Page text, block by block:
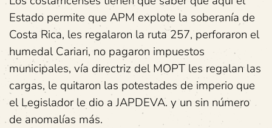
Estado permite que APM explote la soberanía de
Costa Rica, les regalaron la ruta 257, perforaron el
humedal Cariari, no pagaron impuestos
municipales, vía directriz del MOPT les regalan las
cargas, le quitaron las potestades de imperio que
el Legislador le dio a JAPDEVA. y un sin número
de anomalías más.